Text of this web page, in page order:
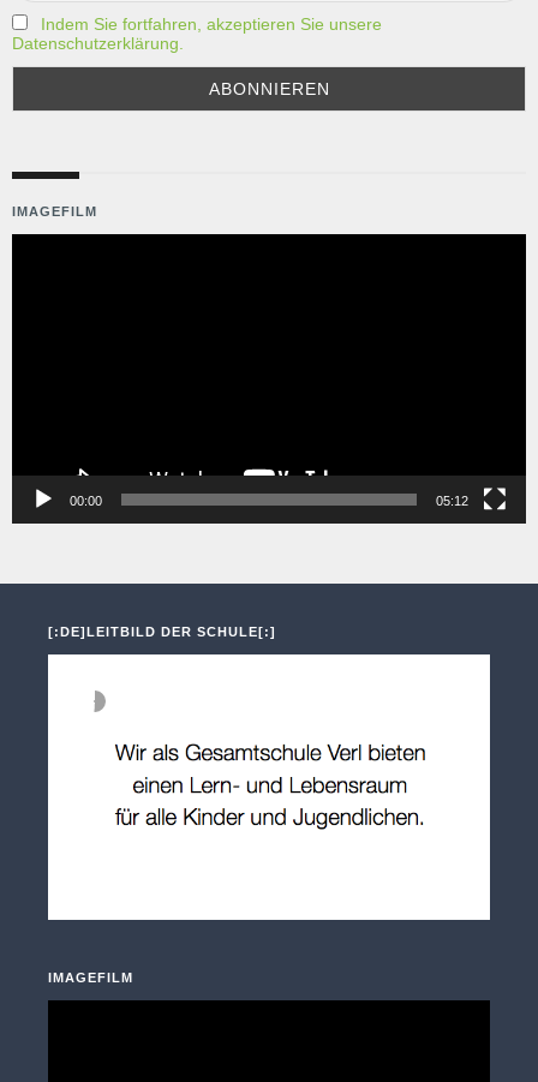
Indem Sie fortfahren, akzeptieren Sie unsere
Datenschutzerklärung.
IMAGEFILM
00:00 05:12
[:DE]LEITBILD DER SCHULE[:]
IMAGEFILM